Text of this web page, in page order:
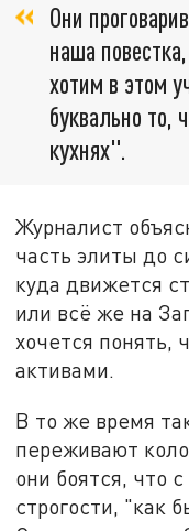
Они
наша
хотим в этом
буквально то,
кухнях".
Журналист
часть элиты до
куда движется
или всё же на
хочется понять,
активами.
В то же время
переживают
они боятся, что
строгости, "как